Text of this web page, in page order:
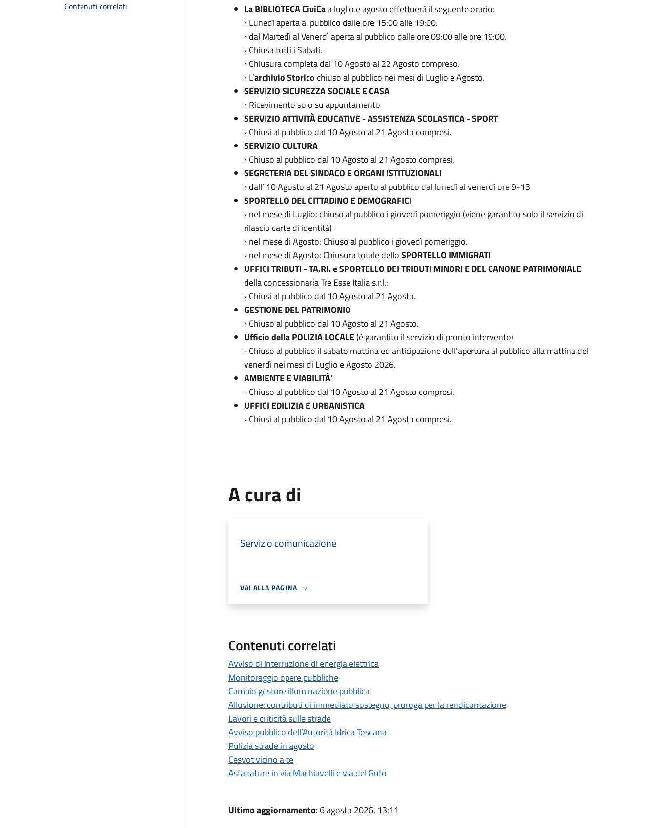
Contenuti correlati
La BIBLIOTECA CiviCaa luglio e agosto effettuerà il seguente orario:
◦ Lunedì aperta al pubblico dalle ore 15:00 alle 19:00.
◦ dal Martedì al Venerdì aperta al pubblico dalle ore 09:00 alle ore 19:00.
◦ Chiusa tutti i Sabati.
◦ Chiusura completa dal 10 Agosto al 22 Agosto compreso.
◦ L’archivio Storico chiuso al pubblico nei mesi di Luglio e Agosto.
SERVIZIO SICUREZZA SOCIALE E CASA
◦ Ricevimento solo su appuntamento
SERVIZIO ATTIVITÀ EDUCATIVE - ASSISTENZA SCOLASTICA - SPORT
◦ Chiusi al pubblico dal 10 Agosto al 21 Agosto compresi.
SERVIZIO CULTURA
◦ Chiuso al pubblico dal 10 Agosto al 21 Agosto compresi.
SEGRETERIA DEL SINDACO E ORGANI ISTITUZIONALI
◦ dall’ 10 Agosto al 21 Agosto aperto al pubblico dal lunedì al venerdì ore 9-13
SPORTELLO DEL CITTADINO E DEMOGRAFICI
◦ nel mese di Luglio: chiuso al pubblico i giovedì pomeriggio (viene garantito solo il servizio di
rilascio carte di identità)
◦ nel mese di Agosto: Chiuso al pubblico i giovedì pomeriggio.
◦ nel mese di Agosto: Chiusura totale delloSPORTELLO IMMIGRATI
UFFICI TRIBUTI - TA.RI. e SPORTELLO DEI TRIBUTI MINORI E DEL CANONE PATRIMONIALE
della concessionaria Tre Esse Italia s.r.l.:
◦ Chiusi al pubblico dal 10 Agosto al 21 Agosto.
GESTIONE DEL PATRIMONIO
◦ Chiuso al pubblico dal 10 Agosto al 21 Agosto.
Ufficio della POLIZIA LOCALE(è garantito il servizio di pronto intervento)
◦ Chiuso al pubblico il sabato mattina ed anticipazione dell'apertura al pubblico alla mattina del
venerdì nei mesi di Luglio e Agosto 2026.
AMBIENTE E VIABILITÀ’
◦ Chiuso al pubblico dal 10 Agosto al 21 Agosto compresi.
UFFICI EDILIZIA E URBANISTICA
◦ Chiusi al pubblico dal 10 Agosto al 21 Agosto compresi.
A cura di
Servizio comunicazione
VAI ALLA PAGINA
Contenuti correlati
Avviso di interruzione di energia elettrica
Monitoraggio opere pubbliche
Cambio gestore illuminazione pubblica
Alluvione: contributi di immediato sostegno, proroga per la rendicontazione
Lavori e criticità sulle strade
Avviso pubblico dell’Autorità Idrica Toscana
Pulizia strade in agosto
Cesvot vicino a te
Asfaltature in via Machiavelli e via del Gufo
Ultimo aggiornamento: 6 agosto 2026, 13:11